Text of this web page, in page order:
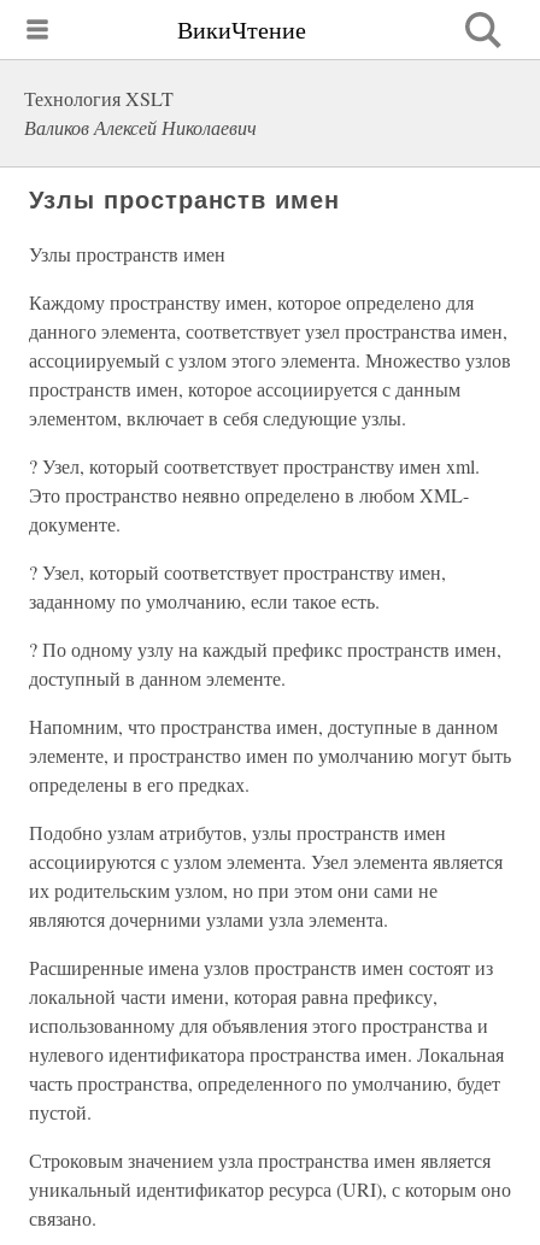
ВикиЧтение
Технология XSLT
Валиков Алексей Николаевич
Узлы пространств имен
Узлы пространств имен
Каждому пространству имен, которое определено для
данного элемента, соответствует узел пространства имен,
ассоциируемый с узлом этого элемента. Множество узлов
пространств имен, которое ассоциируется с данным
элементом, включает в себя следующие узлы.
? Узел, который соответствует пространству имен xml.
Это пространство неявно определено в любом XML-
документе.
? Узел, который соответствует пространству имен,
заданному по умолчанию, если такое есть.
? По одному узлу на каждый префикс пространств имен,
доступный в данном элементе.
Напомним, что пространства имен, доступные в данном
элементе, и пространство имен по умолчанию могут быть
определены в его предках.
Подобно узлам атрибутов, узлы пространств имен
ассоциируются с узлом элемента. Узел элемента является
их родительским узлом, но при этом они сами не
являются дочерними узлами узла элемента.
Расширенные имена узлов пространств имен состоят из
локальной части имени, которая равна префиксу,
использованному для объявления этого пространства и
нулевого идентификатора пространства имен. Локальная
часть пространства, определенного по умолчанию, будет
пустой.
Строковым значением узла пространства имен является
уникальный идентификатор ресурса (URI), с которым оно
связано.